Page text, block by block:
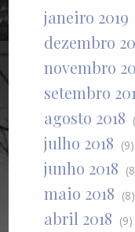
janeiro 2019
dezembro
novembro
setembro
agosto 2018
julho 2018 (9)
junho 2018
maio 2018 (8)
abril 2018 (9)